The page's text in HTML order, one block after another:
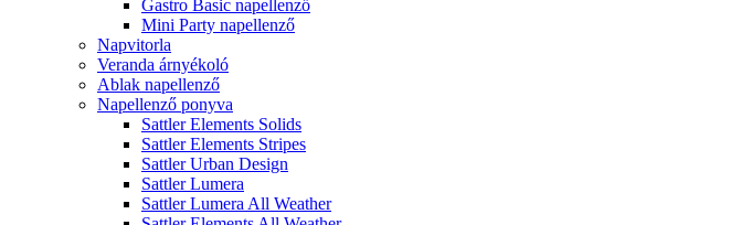
Gastro Basic napellenző
Mini Party napellenző
Napvitorla
Veranda árnyékoló
Ablak napellenző
Napellenző ponyva
Sattler Elements Solids
Sattler Elements Stripes
Sattler Urban Design
Sattler Lumera
Sattler Lumera All Weather